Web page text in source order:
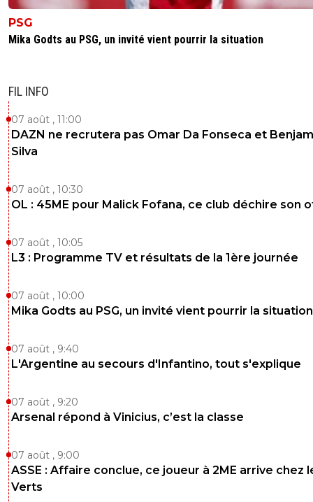
PSG
Mika Godts au PSG, un invité vient pourrir la situation
FIL INFO
07 août , 11:00
DAZN ne recrutera pas Omar Da Fonseca et
Silva
07 août , 10:30
OL : 45ME pour Malick Fofana, ce club déchire son
07 août , 10:05
L3 : Programme TV et résultats de la 1ère journée
07 août , 10:00
Mika Godts au PSG, un invité vient pourrir la situation
07 août , 9:40
L'Argentine au secours d'Infantino, tout s'explique
07 août , 9:20
Arsenal répond à Vinicius, c’est la classe
07 août , 9:00
ASSE : Affaire conclue, ce joueur à 2ME arrive chez
Verts